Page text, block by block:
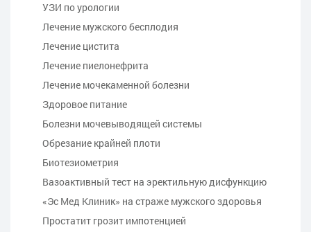
УЗИ по урологии
Лечение мужского бесплодия
Лечение цистита
Лечение пиелонефрита
Лечение мочекаменной болезни
Здоровое питание
Болезни мочевыводящей системы
Обрезание крайней плоти
Биотезиометрия
Вазоактивный тест на эректильную дисфункцию
«Эс Мед Клиник» на страже мужского здоровья
Простатит грозит импотенцией